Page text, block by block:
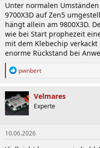
Unter normalen
9700X3D auf Zen5
hängt allein am 9800X3D.
wie bei Start prophezeit
mit dem Klebechip
enorme Rückstand bei
R
k
t
i
o
n
e
n
pwnbert
Velmares
Experte
10.06.2026